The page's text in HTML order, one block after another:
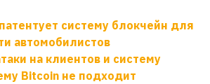
систему блокчейн для
автомобилистов
на клиентов и систему
Bitcoin не подходит